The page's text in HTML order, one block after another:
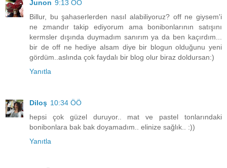
Junon 9:13 ÖÖ
Billur, bu şahaserlerden nasıl alabiliyoruz? off ne giysem'i
ne zmandır takip ediyorum ama bonibonlarının satışını
kermsler dışında duymadım sanırım ya da ben kaçırdım...
bir de off ne hediye alsam diye bir blogun olduğunu yeni
gördüm..aslında çok faydalı bir blog olur biraz doldursan:)
Yanıtla
Diloş 10:34 ÖÖ
hepsi çok güzel duruyor.. mat ve pastel tonlarındaki
bonibonlara bak bak doyamadım.. elinize sağlık.. :))
Yanıtla